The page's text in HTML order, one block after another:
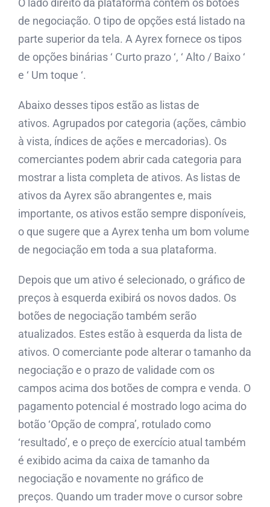
de negociação. O tipo de opções está listado na
parte superior da tela. A Ayrex fornece os tipos
de opções binárias ‘ Curto prazo ‘, ‘ Alto / Baixo ‘
e ‘ Um toque ‘.
Abaixo desses tipos estão as listas de
ativos. Agrupados por categoria (ações, câmbio
à vista, índices de ações e mercadorias). Os
comerciantes podem abrir cada categoria para
mostrar a lista completa de ativos. As listas de
ativos da Ayrex são abrangentes e, mais
importante, os ativos estão sempre disponíveis,
o que sugere que a Ayrex tenha um bom volume
de negociação em toda a sua plataforma.
Depois que um ativo é selecionado, o gráfico de
preços à esquerda exibirá os novos dados. Os
botões de negociação também serão
atualizados. Estes estão à esquerda da lista de
ativos. O comerciante pode alterar o tamanho da
negociação e o prazo de validade com os
campos acima dos botões de compra e venda. O
pagamento potencial é mostrado logo acima do
botão ‘Opção de compra’, rotulado como
‘resultado’, e o preço de exercício atual também
é exibido acima da caixa de tamanho da
negociação e novamente no gráfico de
preços. Quando um trader move o cursor sobre